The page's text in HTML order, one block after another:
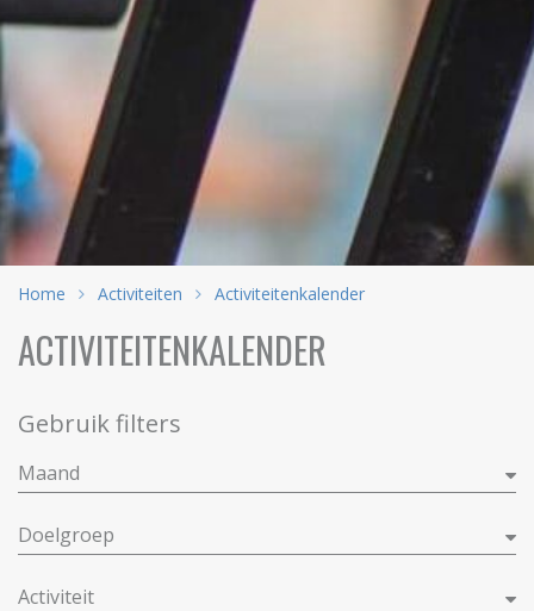
Home Activiteiten Activiteitenkalender
ACTIVITEITENKALENDER
Gebruik filters
Maand
Doelgroep
Activiteit